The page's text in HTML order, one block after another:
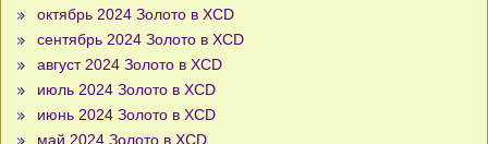
октябрь 2024 Золото в XCD
сентябрь 2024 Золото в XCD
август 2024 Золото в XCD
июль 2024 Золото в XCD
июнь 2024 Золото в XCD
май 2024 Золото в XCD